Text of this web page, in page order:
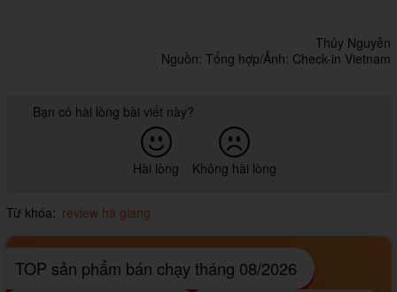
Thủy Nguyễn
Nguồn: Tổng hợp/Ảnh: Check-in Vietnam
Bạn có hài lòng bài viết này?
Hài lòng Không hài lòng
Từ khóa: review hà giang
TOP sản phẩm bán chạy tháng 08/2026